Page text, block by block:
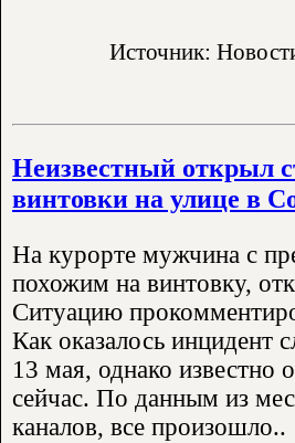
Источник:
Неизвестный открыл
винтовки на улице в
На курорте мужчина с
похожим на винтовку,
Ситуацию
Как оказалось инцидент
13 мая, однако известно
сейчас. По данным из
каналов, все произошло..